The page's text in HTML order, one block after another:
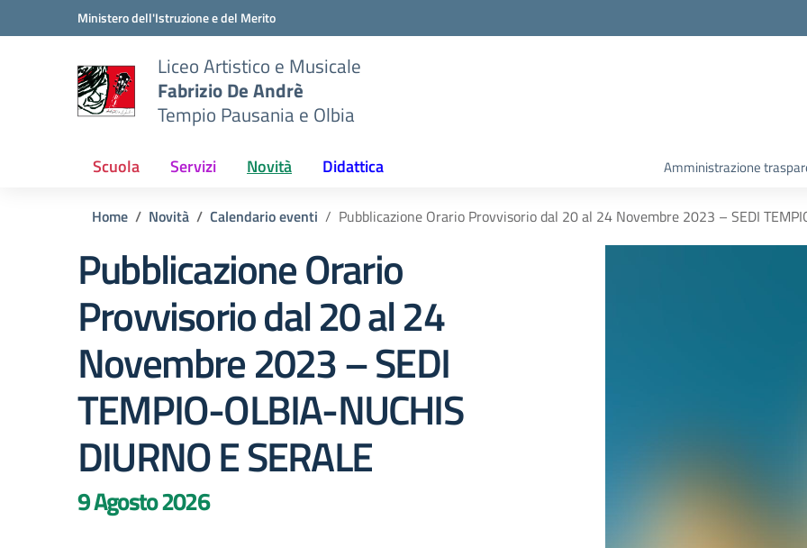
Vai ai contenuti
Vai al menu di navigazioneMinistero dell'Istruzione e del Merito
Liceo Artistico e Musicale
Fabrizio De Andrè
Tempio Pausania e Olbia
Scuola Servizi Novità Didattica Amministrazione
Home Novità Calendario eventi Pubblicazione Orario Provvisorio dal 20 al 24 Novembre 2023 – SEDI
Pubblicazione Orario
Provvisorio dal 20 al 24
Novembre 2023 – SEDI
TEMPIO-OLBIA-NUCHIS
DIURNO E SERALE
9 Agosto 2026